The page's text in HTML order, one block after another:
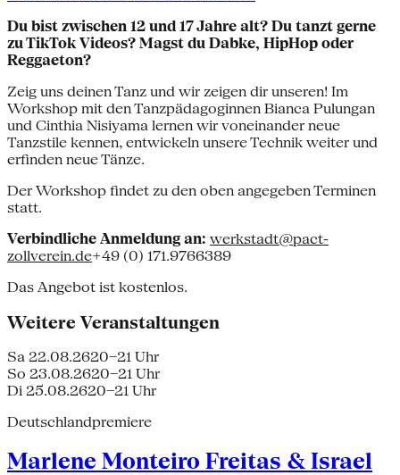
Du bist zwischen 12 und 17 Jahre alt? Du tanzt gerne
zu TikTok Videos? Magst du Dabke, HipHop oder
Reggaeton?
Zeig uns deinen Tanz und wir zeigen dir unseren! Im
Workshop mit den Tanzpädagoginnen Bianca Pulungan
und Cinthia Nisiyama lernen wir voneinander neue
Tanzstile kennen, entwickeln unsere Technik weiter und
erfinden neue Tänze.
Der Workshop findet zu den oben angegeben Terminen
statt.
Verbindliche Anmeldung an: werkstadt@pact-
zollverein.de+49 (0) 171.9766389
Das Angebot ist kostenlos.
Weitere Veranstaltungen
Sa 22.08.2620–21 Uhr
So 23.08.2620–21 Uhr
Di 25.08.2620–21 Uhr
Deutschlandpremiere
Marlene Monteiro Freitas & Israel